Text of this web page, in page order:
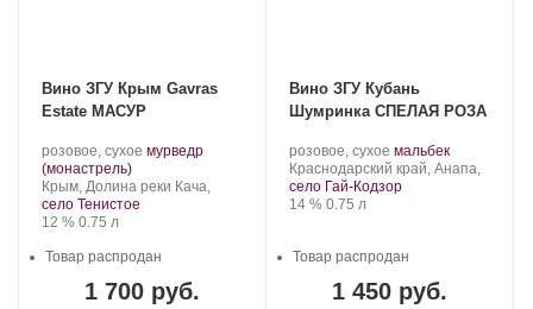
Вино ЗГУ Крым Gavras
Estate МАСУР
Производитель:
Gavras
Estate.
розовое, сухое .
винограда:
мурведр
(монастрель).
Регион:
Крым, Долина реки Кача,
село Тенистое
Крепость
12 %. Объем
0.75 л
1 700 руб.
Товар распродан
Вино ЗГУ Кубань
Шумринка СПЕЛАЯ РОЗА
Производитель:
Шумринка.
розовое, сухое .
Сорт
винограда:
мальбек.
Регион:
Краснодарский край, Анапа,
село Гай-Кодзор
Крепость
14 %. Объем
0.75 л
1 450 руб.
Товар распродан